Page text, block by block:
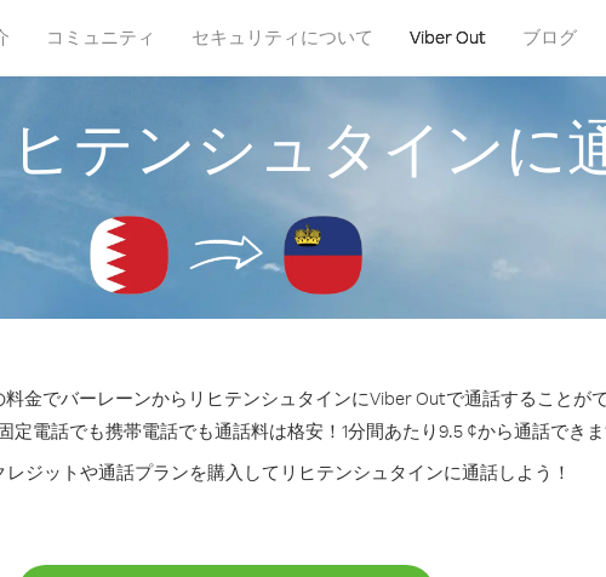
コミュニティ セキュリティについて Viber Out ブログ
テンシュタインに
金でバーレーンからリヒテンシュタインにViber Outで通話することがで
定電話でも携帯電話でも通話料は格安！1分間あたり9.5 ¢から通話できま
レジットや通話プランを購入してリヒテンシュタインに通話しよう！